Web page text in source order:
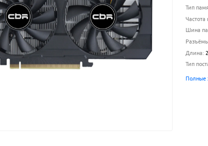
Тип
Шина
Длина:
Тип
Полные